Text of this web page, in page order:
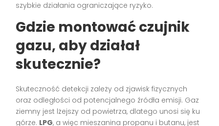
szybkie działania ograniczające ryzyko.
Gdzie montować czujnik
gazu, aby działał
skutecznie?
Skuteczność detekcji zależy od zjawisk fizycznych
oraz odległości od potencjalnego źródła emisji. Gaz
ziemny jest lżejszy od powietrza, dlatego unosi się ku
górze. LPG, a więc mieszanina propanu i butanu, jest